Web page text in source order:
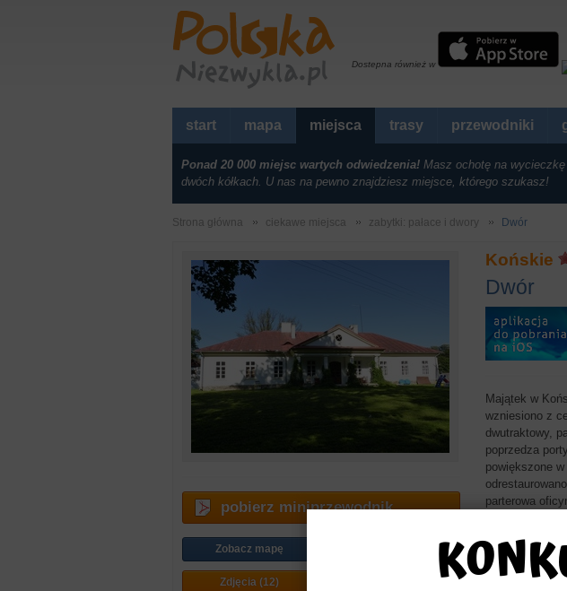
Dostepna również w
start mapa miejsca trasy przewodniki
Ponad 20 000 miejsc wartych odwiedzenia! Masz ochotę na
dwóch kółkach. U nas na pewno znajdziesz miejsce, którego szukasz!
Strona główna ciekawe miejsca zabytki: pałace i dwory Dwór
Końskie
Dwór
Majątek w
wzniesiono z
dwutraktowy,
poprzedza
powiększone
parterowa
Więcej
pobierz miniprzewodnik
Zobacz mapę
Zdjęcia (12)